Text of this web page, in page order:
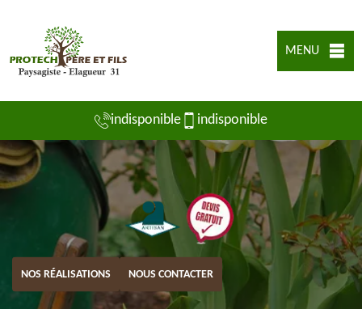
MENU
indisponible indisponible
NOS RÉALISATIONS NOUS CONTACTER